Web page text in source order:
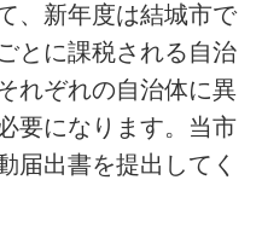
、新年度は結城市で
とに課税される自治
れぞれの自治体に異
要になります。当市
届出書を提出してく